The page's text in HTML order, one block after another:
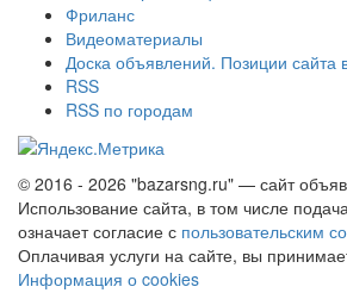
Фриланс
Видеоматериалы
Доска объявлений. Позиции сайта
RSS
RSS по городам
© 2016 - 2026 "bazarsng.ru" — сайт
Использование сайта, в том числе
означает согласие с пользовательским
Оплачивая услуги на сайте, вы
Информация о cookies